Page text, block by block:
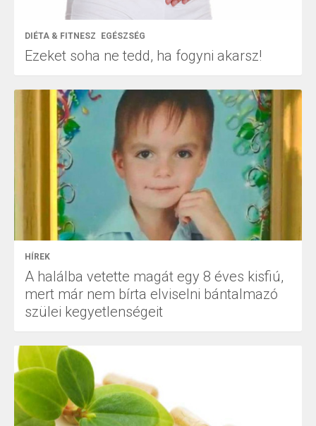
DIÉTA & FITNESZ EGÉSZSÉG
Ezeket soha ne tedd, ha fogyni akarsz!
HÍREK
A halálba vetette magát egy 8 éves kisfiú,
mert már nem bírta elviselni bántalmazó
szülei kegyetlenségeit